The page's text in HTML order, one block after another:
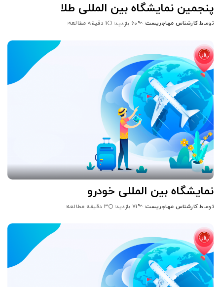
پنجمین نمایشگاه بین المللی طلا
ارسال
توسط
توسط کارشناس مهاجریست 60 بازدید 1 دقیقه مطالعه
نمایشگاه بین المللی خودرو
ارسال
توسط
توسط کارشناس مهاجریست 71 بازدید 3 دقیقه مطالعه